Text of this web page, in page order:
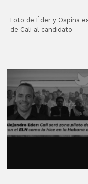
Foto de Éder y Ospina
de Cali al candidato